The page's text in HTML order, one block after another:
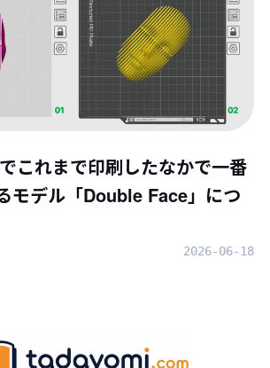
これまで印刷したなかで一番
モデル「Double Face」につ
2026-06-18